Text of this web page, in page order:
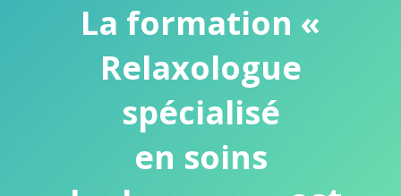
La formation «
Relaxologue
spécialisé
en soins